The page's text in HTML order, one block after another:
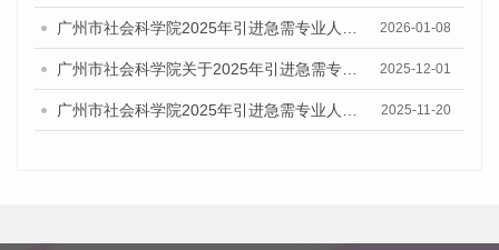
2026-01-08
2025-12-01
2025-11-20